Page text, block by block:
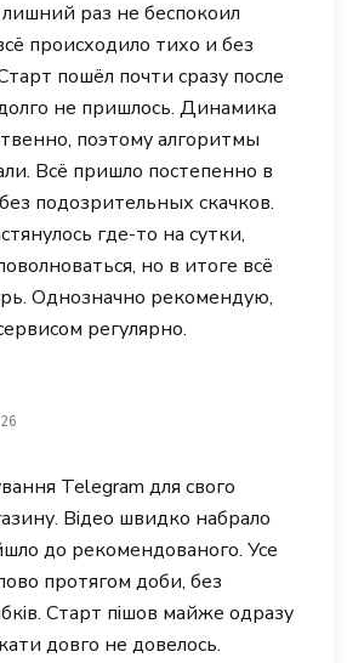
раз не беспокоил
происходило тихо и без
пошёл почти сразу после
не пришлось. Динамика
поэтому алгоритмы
Всё пришло постепенно в
подозрительных скачков.
где-то на сутки,
но в итоге всё
Однозначно рекомендую,
регулярно.
Telegram для свого
Відео швидко набрало
до рекомендованого. Усе
протягом доби, без
Старт пішов майже одразу
довго не довелось.